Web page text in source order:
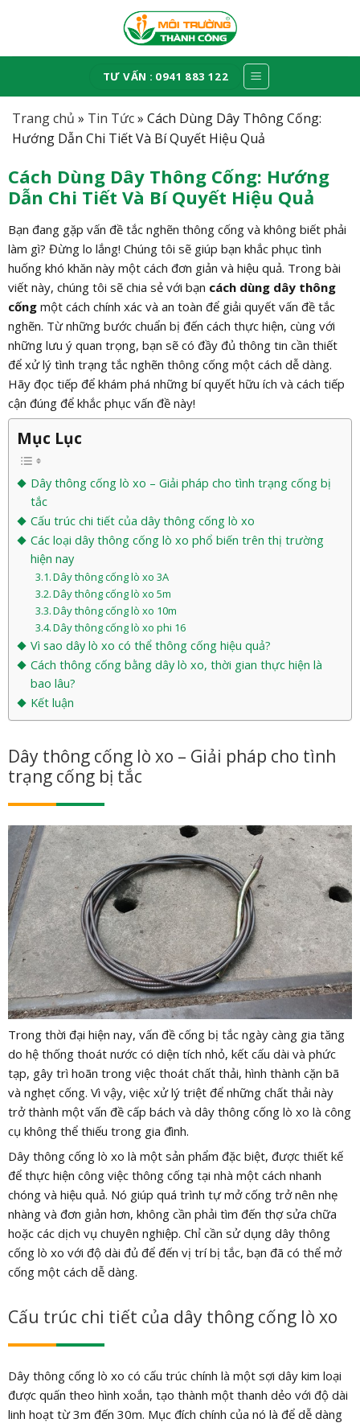
TƯ VẤN : 0941 883 122
Trang chủ » Tin Tức» Cách Dùng Dây Thông Cống:
Hướng Dẫn Chi Tiết Và Bí Quyết Hiệu Quả
Cách Dùng Dây Thông Cống: Hướng
Dẫn Chi Tiết Và Bí Quyết Hiệu Quả
Bạn đang gặp vấn đề tắc nghẽn thông cống và không biết phải
làm gì? Đừng lo lắng! Chúng tôi sẽ giúp bạn khắc phục tình
huống khó khăn này một cách đơn giản và hiệu quả. Trong bài
viết này, chúng tôi sẽ chia sẻ với bạn cách dùng dây thông
cốngmột cách chính xác và an toàn để giải quyết vấn đề tắc
nghẽn. Từ những bước chuẩn bị đến cách thực hiện, cùng với
những lưu ý quan trọng, bạn sẽ có đầy đủ thông tin cần thiết
để xử lý tình trạng tắc nghẽn thông cống một cách dễ dàng.
Hãy đọc tiếp để khám phá những bí quyết hữu ích và cách tiếp
cận đúng để khắc phục vấn đề này!
Mục Lục
Dây thông cống lò xo – Giải pháp cho tình trạng cống bị
tắc
Cấu trúc chi tiết của dây thông cống lò xo
Các loại dây thông cống lò xo phổ biến trên thị trường
hiện nay
Dây thông cống lò xo 3A
Dây thông cống lò xo 5m
Dây thông cống lò xo 10m
Dây thông cống lò xo phi 16
Vì sao dây lò xo có thể thông cống hiệu quả?
Cách thông cống bằng dây lò xo, thời gian thực hiện là
bao lâu?
Kết luận
Dây thông cống lò xo – Giải pháp cho tình
trạng cống bị tắc
Trong thời đại hiện nay, vấn đề cống bị tắc ngày càng gia tăng
do hệ thống thoát nước có diện tích nhỏ, kết cấu dài và phức
tạp, gây trì hoãn trong việc thoát chất thải, hình thành cặn bã
và nghẹt cống. Vì vậy, việc xử lý triệt để những chất thải này
trở thành một vấn đề cấp bách và dây thông cống lò xo là công
cụ không thể thiếu trong gia đình.
Dây thông cống lò xo là một sản phẩm đặc biệt, được thiết kế
để thực hiện công việc thông cống tại nhà một cách nhanh
chóng và hiệu quả. Nó giúp quá trình tự mở cống trở nên nhẹ
nhàng và đơn giản hơn, không cần phải tìm đến thợ sửa chữa
hoặc các dịch vụ chuyên nghiệp. Chỉ cần sử dụng dây thông
cống lò xo với độ dài đủ để đến vị trí bị tắc, bạn đã có thể mở
cống một cách dễ dàng.
Cấu trúc chi tiết của dây thông cống lò xo
Dây thông cống lò xo có cấu trúc chính là một sợi dây kim loại
được quấn theo hình xoắn, tạo thành một thanh dẻo với độ dài
linh hoạt từ 3m đến 30m. Mục đích chính của nó là để dễ dàng